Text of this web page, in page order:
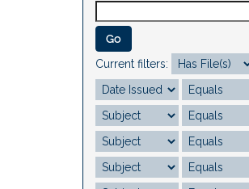
Current filters: